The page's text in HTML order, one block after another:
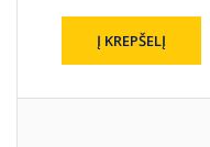
Į KREPŠELĮ